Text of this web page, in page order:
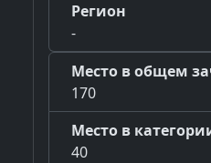
Регион
-
Место в общем
170
Место в
40